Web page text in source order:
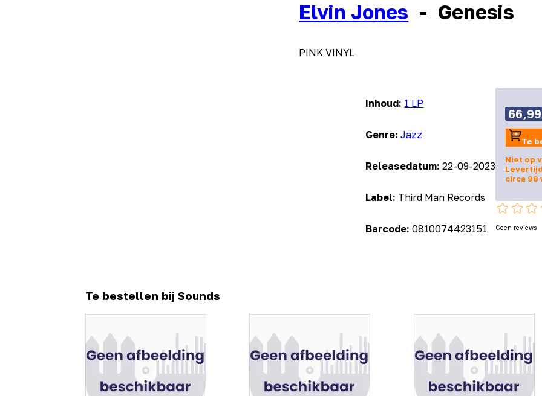
Elvin Jones - Genesis
PINK VINYL
Inhoud: 1 LP
Genre:Jazz
Releasedatum:22-09-2023
Label: Third Man Records
Barcode:0810074423151
66,99
Te
Niet op
circa 98
Geen reviews
Te bestellen bij Sounds